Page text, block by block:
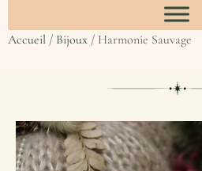
Accueil / Bijoux / Harmonie Sauvage